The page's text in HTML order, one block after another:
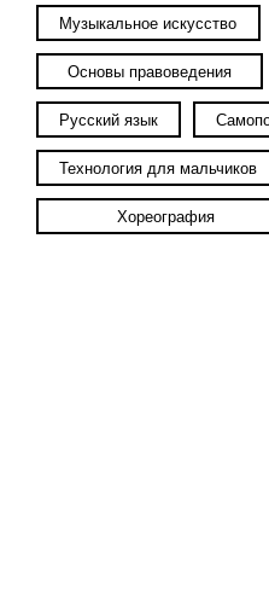
Музыкальное искусство
Основы правоведения
Русский язык
Технология для мальчиков
Хореография